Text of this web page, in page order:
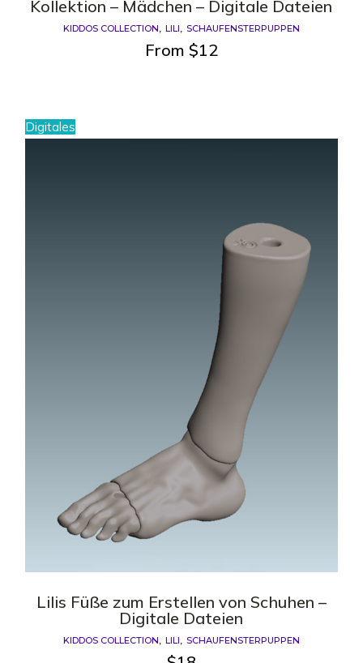
Kollektion – Mädchen – Digitale Dateien
KIDDOS COLLECTION LILI SCHAUFENSTERPUPPEN
From $12
Digitales
Lilis Füße zum Erstellen von Schuhen –
Digitale Dateien
KIDDOS COLLECTION LILI SCHAUFENSTERPUPPEN